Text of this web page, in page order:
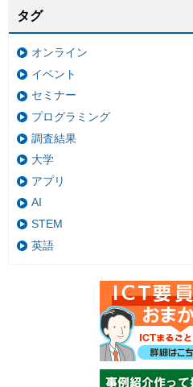
タグ
オンライン
イベント
セミナー
プログラミング
調査結果
大学
アプリ
AI
STEM
英語